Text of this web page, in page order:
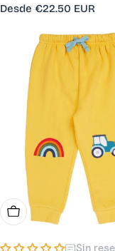
Precio
Desde €22.50 EUR
Elige Opciones